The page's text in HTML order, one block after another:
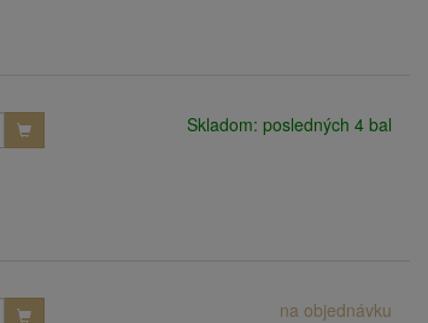
Skladom: posledných 4 bal
na objednávku